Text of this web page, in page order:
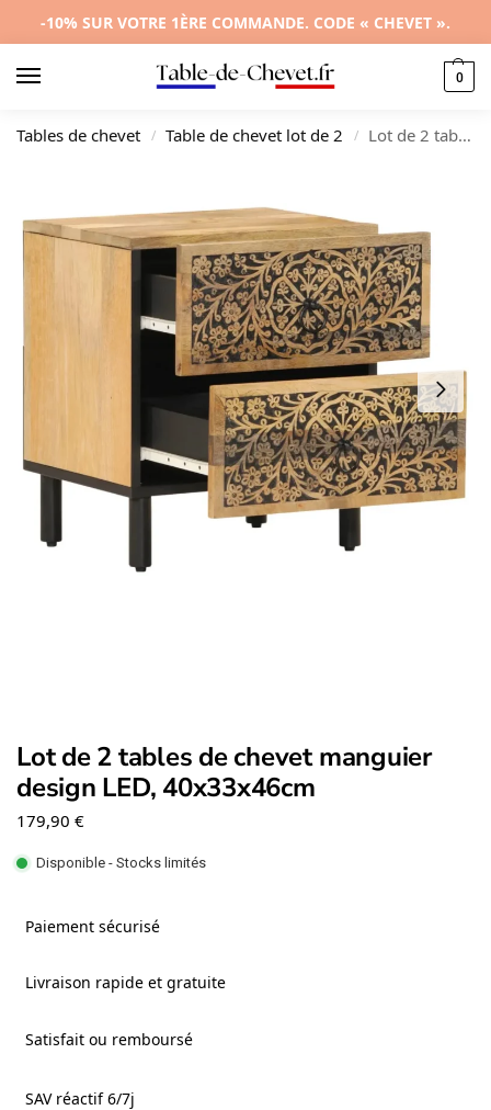
-10% SUR VOTRE 1ÈRE COMMANDE. CODE « CHEVET ».
0
Tables de chevet / Table de chevet lot de 2 / Lot de 2 tables de chevet manguier design LED, 40x33x46cm
Lot de 2 tables de chevet manguier
design LED, 40x33x46cm
179,90 €
Disponible - Stocks limités
Paiement sécurisé
Livraison rapide et gratuite
Satisfait ou remboursé
SAV réactif 6/7j